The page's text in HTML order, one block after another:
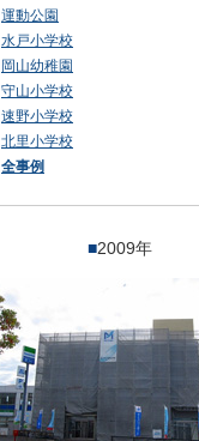
運動公園
水戸小学校
岡山幼稚園
守山小学校
速野小学校
北里小学校
全事例
■2009年